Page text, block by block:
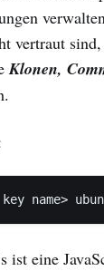
vertraut
Klonen,
name>
ist eine